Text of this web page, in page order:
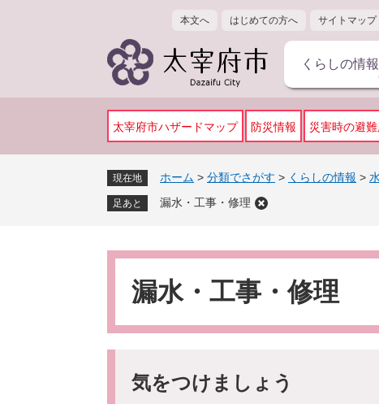
本文へ はじめての方へ サイトマップ
くらしの情報
太宰府市ハザードマップ 防災情報 災害時の避
現在地 ホーム > 分類でさがす > くらしの情報 >
足あと 漏水・工事・修理
本
漏水・工事・修理
気をつけましょう